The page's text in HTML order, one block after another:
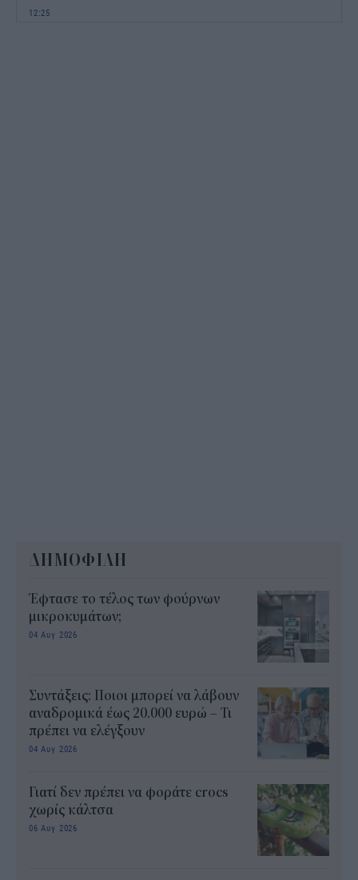
12:25
ΔΗΜΟΦΙΛΗ
Έφτασε το τέλος των φούρνων
μικροκυμάτων;
04 Αυγ 2026
Συντάξεις: Ποιοι μπορεί να λάβουν
αναδρομικά έως 20.000 ευρώ – Τι
πρέπει να ελέγξουν
04 Αυγ 2026
Γιατί δεν πρέπει να φοράτε crocs
χωρίς κάλτσα
06 Αυγ 2026